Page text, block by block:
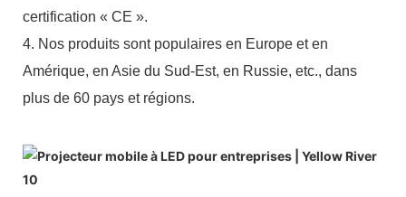
certification « CE ».
4. Nos produits sont populaires en Europe et en
Amérique, en Asie du Sud-Est, en Russie, etc., dans
plus de 60 pays et régions.